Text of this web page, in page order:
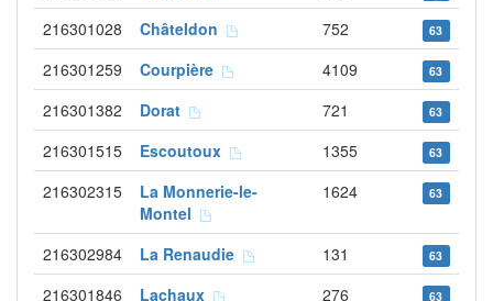
216301028 Châteldon 752 63
216301259 Courpière 4109 63
216301382 Dorat 721 63
216301515 Escoutoux 1355 63
216302315
La Monnerie-le-
Montel
1624 63
216302984 La Renaudie 131 63
216301846 Lachaux 276 63